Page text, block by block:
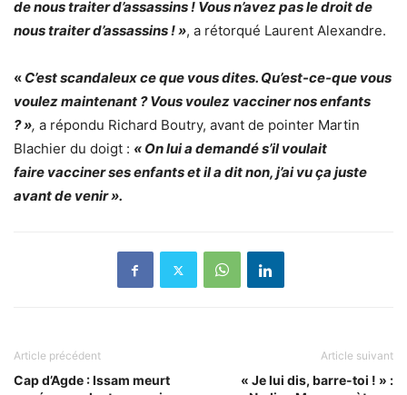
de nous traiter d’assassins ! Vous n’avez pas le droit de
nous traiter d’assassins ! », a rétorqué Laurent Alexandre.
« C’est scandaleux ce que vous dites. Qu’est-ce-que vous
voulez maintenant ? Vous voulez vacciner nos enfants
? », a répondu Richard Boutry, avant de pointer Martin
Blachier du doigt : « On lui a demandé s’il voulait
faire vacciner ses enfants et il a dit non, j’ai vu ça juste
avant de venir ».
Article précédent
Cap d’Agde : Issam meurt
Article suivant
« Je lui dis, barre-toi ! » :